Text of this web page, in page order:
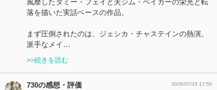
風靡したタミー・フェイと夫ジム・ベイカーの栄光と転
落を描いた実話ベースの作品。
まず圧倒されたのは、ジェシカ・チャステインの熱演。
派手なメイ…
>>続きを読む
730の感想・評価 2026/07/15 17:50